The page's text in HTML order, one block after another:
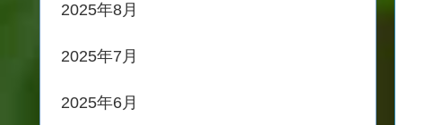
2025年8月
2025年7月
2025年6月